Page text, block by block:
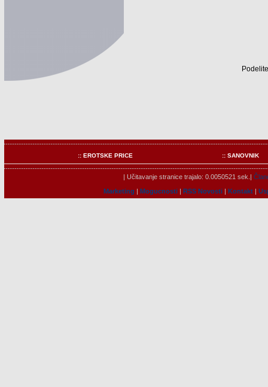
:: EROTSKE PRICE :: SANOVNIK
| Učitavanje stranice trajalo: 0.0050521 sek.|
Marketing | Mogucnosti| RSS Novosti| Kontakt|